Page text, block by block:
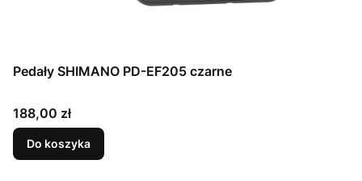
Pedały SHIMANO PD-EF205 czarne
Cena
188,00 zł
Do koszyka